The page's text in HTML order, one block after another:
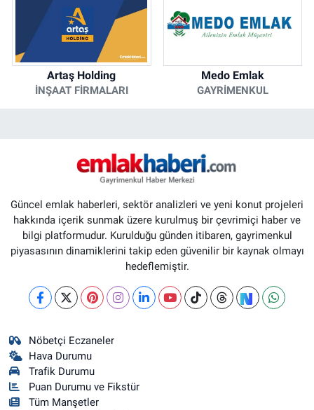
Artaş Holding
İNŞAAT FIRMALARI
Medo Emlak
GAYRIMENKUL
Güncel emlak haberleri, sektör analizleri ve yeni konut projeleri
hakkında içerik sunmak üzere kurulmuş bir çevrimiçi haber ve
bilgi platformudur. Kurulduğu günden itibaren, gayrimenkul
piyasasının dinamiklerini takip eden güvenilir bir kaynak olmayı
hedeflemiştir.
Nöbetçi Eczaneler
Hava Durumu
Trafik Durumu
Puan Durumu ve Fikstür
Tüm Manşetler